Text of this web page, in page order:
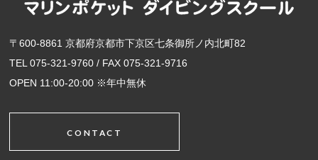
〒600-8861 京都府京都市下京区七条御所ノ内北町82
TEL 075-321-9760 / FAX 075-321-9716
OPEN 11:00-20:00 ※年中無休
CONTACT